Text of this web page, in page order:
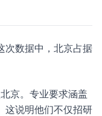
次数据中，北京占据
京。专业要求涵盖
这说明他们不仅招研